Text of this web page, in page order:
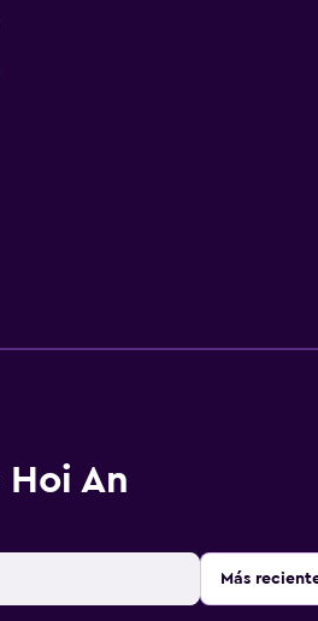
An
Ordenar por
Más